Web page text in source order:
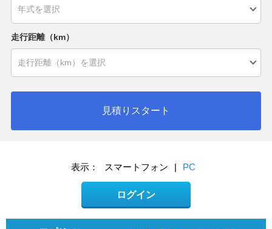
走行距離（km）
見積りスタート
表示： スマートフォン | PC
ログイン